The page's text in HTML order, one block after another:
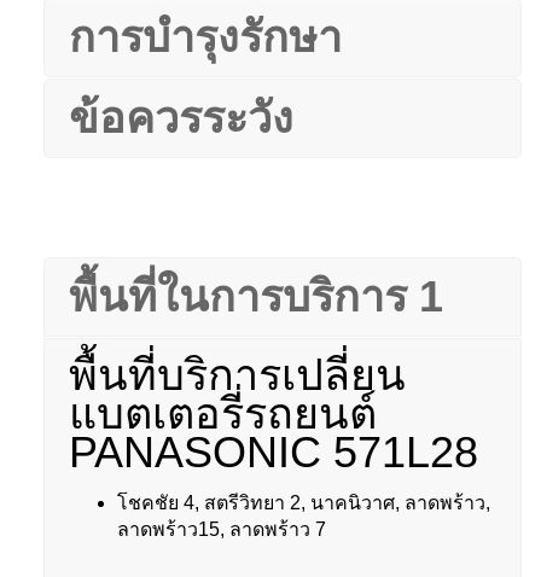
การบำรุงรักษา
ข้อควรระวัง
พื้นที่ในการบริการ 1
พื้นที่บริการเปลี่ยน
แบตเตอรี่รถยนต์
PANASONIC 571L28
โชคชัย 4, สตรีวิทยา 2, นาคนิวาศ, ลาดพร้าว,
ลาดพร้าว15, ลาดพร้าว 7